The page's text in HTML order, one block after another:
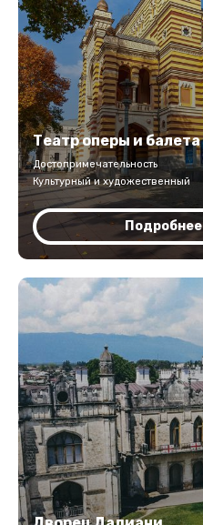
Театр оперы и балета
Достопримечательность
Культурный и художественный
Подробнее